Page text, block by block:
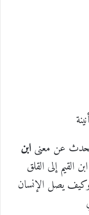
عن معنىابن
القيم إلى القلق
وكيف يصل الإنسان